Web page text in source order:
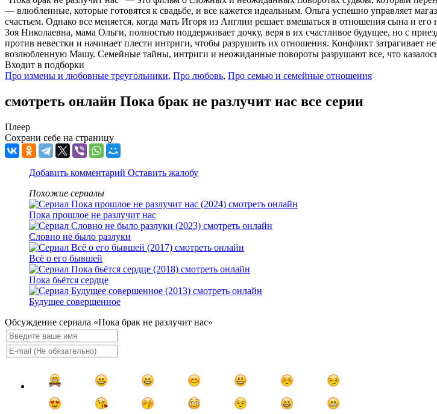
— влюбленные, которые готовятся к свадьбе, и все кажется идеальным. Ольга успешно управляет
счастьем. Однако все меняется, когда мать Игоря из Англии решает вмешаться в отношения сына и его
Зоя Николаевна, мама Ольги, полностью поддерживает дочку, веря в их счастливое будущее, но с
против невестки и начинает плести интриги, чтобы разрушить их отношения. Конфликт затрагивает
возлюбленную Машу. Семейные тайны, интриги и неожиданные повороты разрушают все, что
Входит в подборки
Про измены и любовные треугольники, Про любовь, Про семью и семейные отношения
смотреть онлайн Пока брак не разлучит нас все серии
Плеер
Сохрани себе на страницу
Добавить комментарий Оставить жалобу
Похожие сериалы
Пока прошлое не разлучит нас
Словно не было разлуки
Всё о его бывшей
Пока бьётся сердце
Будущее совершенное
Обсуждение сериала «Пока брак не разлучит нас»